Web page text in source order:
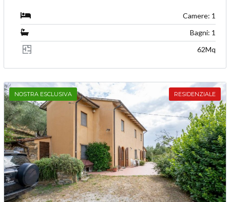
Camere: 1
Bagni: 1
62Mq
NOSTRA ESCLUSIVA RESIDENZIALE